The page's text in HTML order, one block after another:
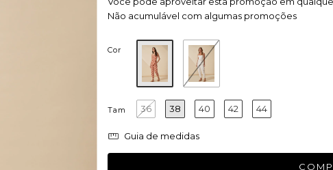
Não acumulável com algumas promoções
Cor
Tam 36 38 40 42 44
Guia de medidas